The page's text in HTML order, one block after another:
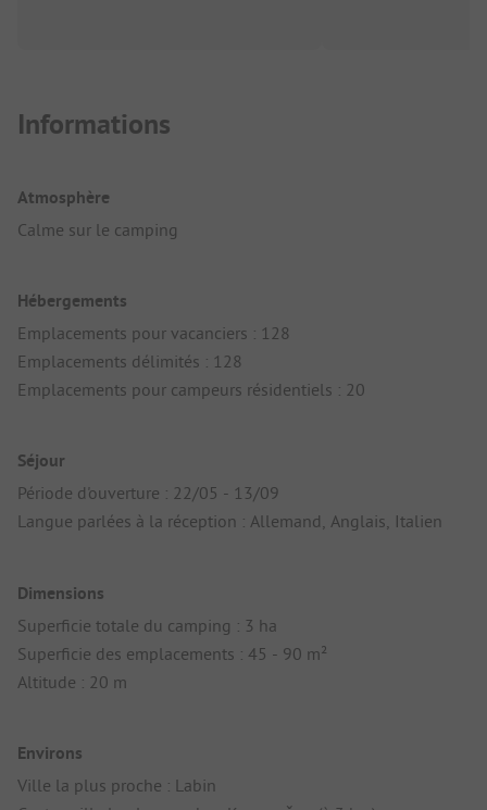
Informations
Atmosphère
Calme sur le camping
Hébergements
Emplacements pour vacanciers : 128
Emplacements délimités : 128
Emplacements pour campeurs résidentiels : 20
Séjour
Période d'ouverture : 22/05 - 13/09
Langue parlées à la réception : Allemand, Anglais, Italien
Dimensions
Superficie totale du camping : 3 ha
Superficie des emplacements : 45 - 90 m²
Altitude : 20 m
Environs
Ville la plus proche : Labin